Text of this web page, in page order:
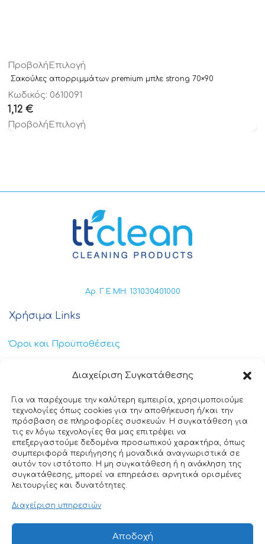
Διαχείριση Συγκατάθεσης
Για να παρέχουμε την καλύτερη εμπειρία, χρησιμοποιούμε
τεχνολογίες όπως cookies για την αποθήκευση ή/και την
πρόσβαση σε πληροφορίες συσκευών. Η συγκατάθεση για
τις εν λόγω τεχνολογίες θα μας επιτρέψει να
επεξεργαστούμε δεδομένα προσωπικού χαρακτήρα, όπως
συμπεριφορά περιήγησης ή μοναδικά αναγνωριστικά σε
αυτόν τον ιστότοπο. Η μη συγκατάθεση ή η ανάκληση της
συγκατάθεσης, μπορεί να επηρεάσει αρνητικά ορισμένες
λειτουργίες και δυνατότητες.
Διαχείριση υπηρεσιών
Αποδοχή
ΠροβολήΕπιλογή
Σακούλες απορριμμάτων premium μπλε strong 70×90
Κωδικός: 0610091
1,12 €
ΠροβολήΕπιλογή
Αρ. Γ.Ε.ΜΗ: 131030401000
Χρήσιμα Links
Όροι και Προϋποθέσεις
Πολιτική Απορρήτου
Πολιτική Cookies
Επικοινωνία
+30 211 404 0235
info@ttclean.gr
© 2025 TT Clean All rights reserved. Designed by